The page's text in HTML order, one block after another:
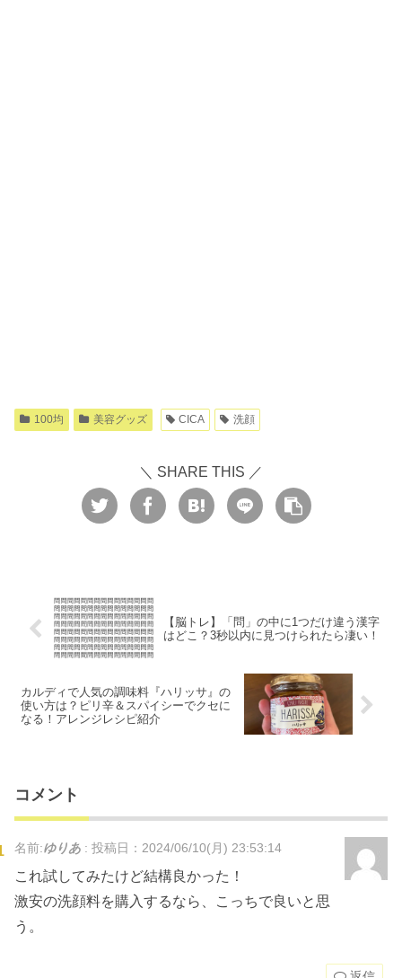
100均 美容グッズ CICA 洗顔
＼ SHARE THIS ／
【脳トレ】「問」の中に1つだけ違う漢字
はどこ？3秒以内に見つけられたら凄い！
カルディで人気の調味料『ハリッサ』の
使い方は？ピリ辛＆スパイシーでクセに
なる！アレンジレシピ紹介
コメント
名前:ゆりあ : 投稿日：2024/06/10(月) 23:53:14
これ試してみたけど結構良かった！
激安の洗顔料を購入するなら、こっちで良いと思
う。